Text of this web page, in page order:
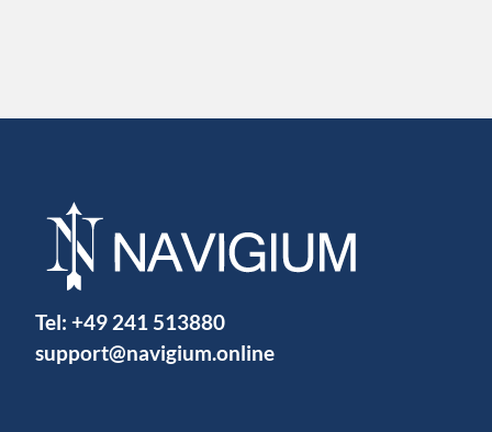
Tel: +49 241 513880
support@navigium.online